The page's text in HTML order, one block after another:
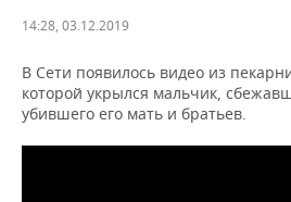
ДЕКЛАРАЦИИ О ДОХОДАХ
КОРОЛИ ГОСЗАКАЗА ПФО
НОВОСТИ ЭКОНОМИКИ
ФИНАНСЫ
ПРОМЫШЛЕННОСТЬ
НОВОСТИ
ПРОМЫШЛЕННОСТИ
НЕДВИЖИМОСТЬ
14:28, 03.12.2019
В Сети появилось видео из
которой укрылся мальчик,
убившего его мать и братьев.